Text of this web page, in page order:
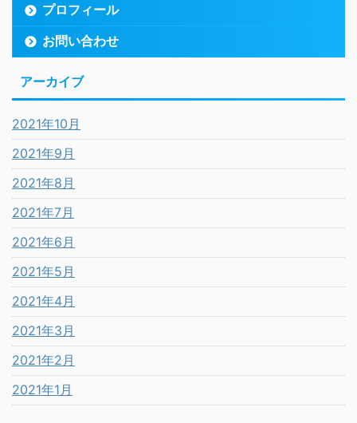
プロフィール
お問い合わせ
アーカイブ
2021年10月
2021年9月
2021年8月
2021年7月
2021年6月
2021年5月
2021年4月
2021年3月
2021年2月
2021年1月